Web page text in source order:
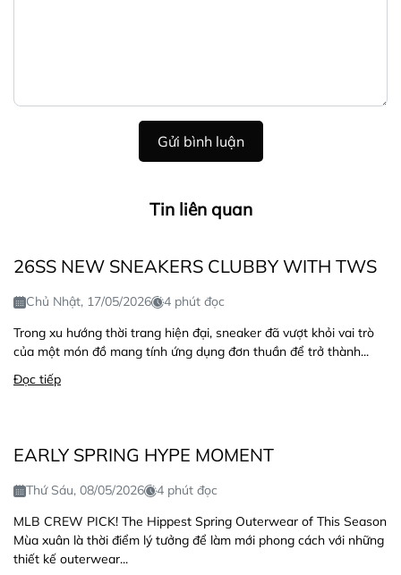
Gửi bình luận
Tin liên quan
26SS NEW SNEAKERS CLUBBY WITH TWS
Chủ Nhật, 17/05/2026
4 phút đọc
Trong xu hướng thời trang hiện đại, sneaker đã vượt khỏi vai trò
của một món đồ mang tính ứng dụng đơn thuần để trở thành...
Đọc tiếp
EARLY SPRING HYPE MOMENT
Thứ Sáu, 08/05/2026
4 phút đọc
MLB CREW PICK! The Hippest Spring Outerwear of This Season
Mùa xuân là thời điểm lý tưởng để làm mới phong cách với những
thiết kế outerwear...